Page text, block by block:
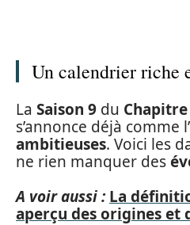
Un calendrier riche
La Saison 9 du
s’annonce déjà comme
ambitieuses. Voici les
ne rien manquer des
A voir aussi : La
aperçu des origines et